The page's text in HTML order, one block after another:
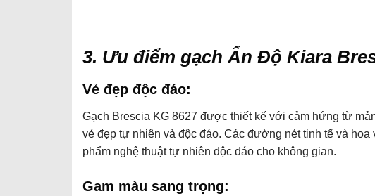
3. Ưu điểm gạch Ấn Độ Kiara
Vẻ đẹp độc đáo:
Gạch Brescia KG 8627 được thiết kế với cảm hứng từ
vẻ đẹp tự nhiên và độc đáo. Các đường nét tinh tế và hoa
phẩm nghệ thuật tự nhiên độc đáo cho không gian.
Gam màu sang trọng: